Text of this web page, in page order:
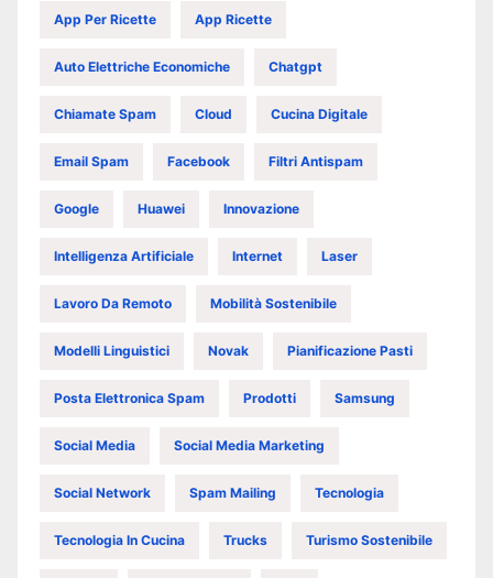
App Per Ricette App Ricette
Auto Elettriche Economiche Chatgpt
Chiamate Spam Cloud Cucina Digitale
Email Spam Facebook Filtri Antispam
Google Huawei Innovazione
Intelligenza Artificiale Internet Laser
Lavoro Da Remoto Mobilità Sostenibile
Modelli Linguistici Novak Pianificazione Pasti
Posta Elettronica Spam Prodotti Samsung
Social Media Social Media Marketing
Social Network Spam Mailing Tecnologia
Tecnologia In Cucina Trucks Turismo Sostenibile